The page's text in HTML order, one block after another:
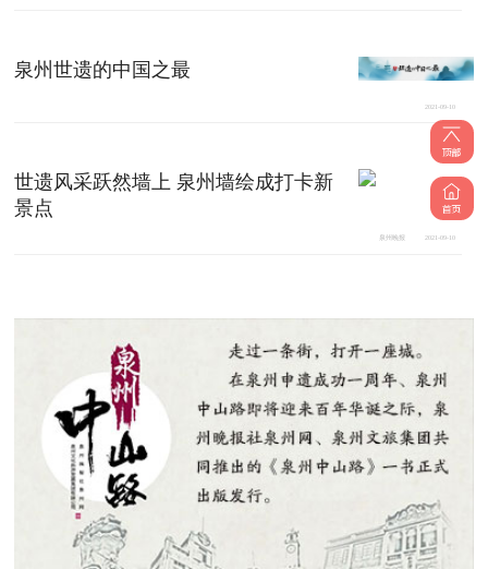
泉州世遗的中国之最
2021-09-10
世遗风采跃然墙上 泉州墙绘成打卡新
景点
泉州晚报 2021-09-10